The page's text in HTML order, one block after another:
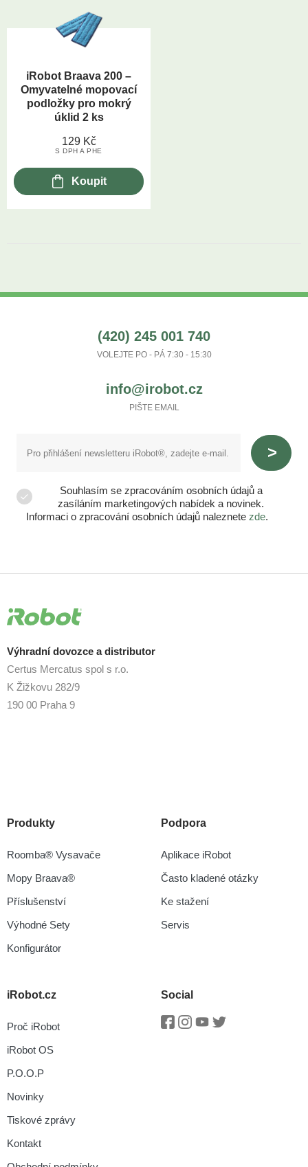
iRobot Braava 200 –
Omyvatelné mopovací
podložky pro mokrý
úklid 2 ks
129 Kč
S DPH A PHE
Koupit
(420) 245 001 740
VOLEJTE PO - PÁ 7:30 - 15:30
info@irobot.cz
PIŠTE EMAIL
Souhlasím se zpracováním osobních údajů a
zasíláním marketingových nabídek a novinek.
Informaci o zpracování osobních údajů naleznete zde.
Výhradní dovozce a distributor
Certus Mercatus spol s r.o.
K Žižkovu 282/9
190 00 Praha 9
Produkty
Roomba® Vysavače
Mopy Braava®
Příslušenství
Výhodné Sety
Konfigurátor
Podpora
Aplikace iRobot
Často kladené otázky
Ke stažení
Servis
iRobot.cz
Proč iRobot
iRobot OS
P.O.O.P
Novinky
Tiskové zprávy
Kontakt
Social
Facebook
Instagram
Youtube